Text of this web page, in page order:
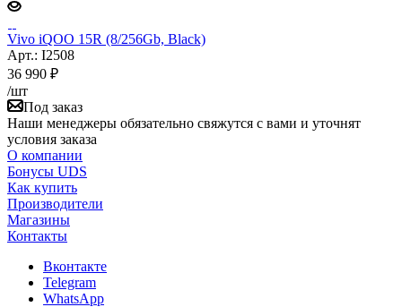
Vivo iQOO 15R (8/256Gb, Black)
Арт.: I2508
36 990 ₽
/шт
Под заказ
Наши менеджеры обязательно свяжутся с вами и уточнят
условия заказа
О компании
Бонусы UDS
Как купить
Производители
Магазины
Контакты
Вконтакте
Telegram
WhatsApp